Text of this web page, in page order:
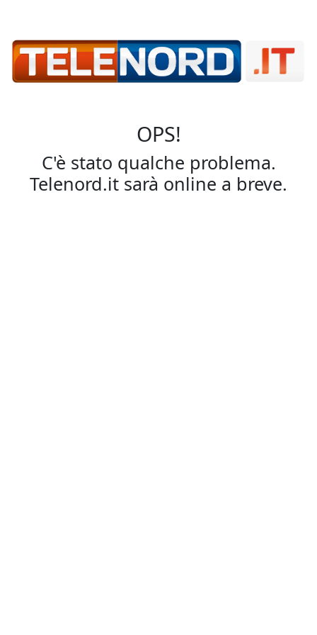
OPS!
C'è stato qualche problema.
Telenord.it sarà online a breve.